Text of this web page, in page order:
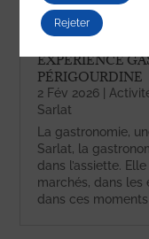
EXPÉRIENCE
PÉRIGOURDINE
2 Fév 2026
Sarlat
La gastronomie,
Sarlat, la
dans l’assiette.
marchés, dans
dans ces
Rejeter